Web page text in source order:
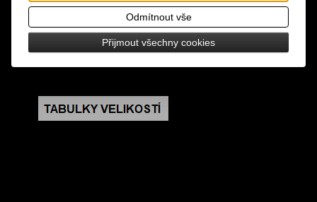
design: řetěz na kalhoty či peněženku
rozměry: celková délka 67 cm, kostka 0,9 x 0,9 cm
Odmítnout vše
Přijmout všechny cookies